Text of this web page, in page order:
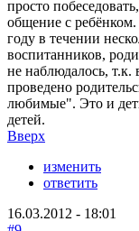
просто
общение с
году в течении
воспитанников,
не наблюдалось, т.к.
проведено
любимые". Это и
детей.
Вверх
изменить
ответить
16.03.2012 - 18:01